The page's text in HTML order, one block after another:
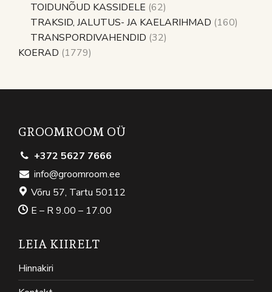
TOIDUNÕUD KASSIDELE (62)
TRAKSID, JALUTUS- JA KAELARIHMAD (160)
TRANSPORDIVAHENDID (32)
KOERAD (1779)
GROOMROOM OÜ
+372 5627 7666
info@groomroom.ee
Võru 57, Tartu 50112
E – R 9.00 – 17.00
LEIA KIIRELT
Hinnakiri